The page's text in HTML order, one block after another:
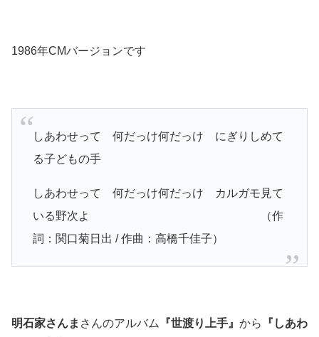
1986年CMバージョンです
しあわせって 何だっけ何だっけ にぎりしめて
る子どもの手
しあわせって 何だっけ何だっけ カルガモ見て
いる野次よ
（作
詞：関口菊日出 / 作曲：高橋千佳子）
明石家さんま さんのアルバム 『世渡り上手』 から
『しあわ